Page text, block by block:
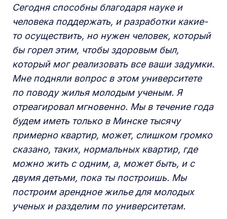
Сегодня способны благодаря науке и
человека поддержать, и разработки какие-
то осуществить, но нужен человек, который
бы горел этим, чтобы здоровым был,
который мог реализовать все ваши задумки.
Мне подняли вопрос в этом университете
по поводу жилья молодым ученым. Я
отреагировал мгновенно. Мы в течение года
будем иметь только в Минске тысячу
примерно квартир, может, слишком громко
сказано, таких, нормальных квартир, где
можно жить с одним, а, может быть, и с
двумя детьми, пока ты построишь. Мы
построим арендное жилье для молодых
ученых и разделим по университетам.